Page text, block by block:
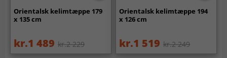
Orientalsk kelimtæppe 179
x 135 cm
kr.1 489 kr.2 229
Orientalsk kelimtæppe 194
x 126 cm
kr.1 519 kr.2 249